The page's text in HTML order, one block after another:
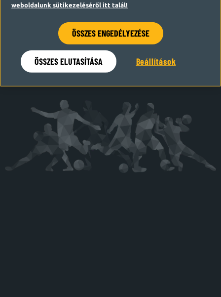
Hamarosan visszatérünk
weboldalunk sütikezeléséről itt talál!
ÖSSZES ENGEDÉLYEZÉSE
ÖSSZES ELUTASÍTÁSA Beállítások